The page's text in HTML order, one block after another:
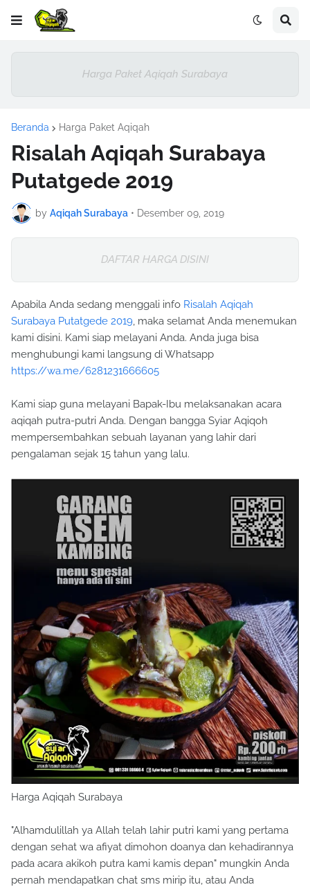
Harga Paket Aqiqah Surabaya
Beranda Harga Paket Aqiqah
Risalah Aqiqah Surabaya
Putatgede 2019
by Aqiqah Surabaya • Desember 09, 2019
DAFTAR HARGA DISINI
Apabila Anda sedang menggali info Risalah Aqiqah
Surabaya Putatgede 2019, maka selamat Anda menemukan
kami disini. Kami siap melayani Anda. Anda juga bisa
menghubungi kami langsung di Whatsapp
https://wa.me/6281231666605
Kami siap guna melayani Bapak-Ibu melaksanakan acara
aqiqah putra-putri Anda. Dengan bangga Syiar Aqiqoh
mempersembahkan sebuah layanan yang lahir dari
pengalaman sejak 15 tahun yang lalu.
Harga Aqiqah Surabaya
"Alhamdulillah ya Allah telah lahir putri kami yang pertama
dengan sehat wa afiyat dimohon doanya dan kehadirannya
pada acara akikoh putra kami kamis depan" mungkin Anda
pernah mendapatkan chat sms mirip itu, atau Anda